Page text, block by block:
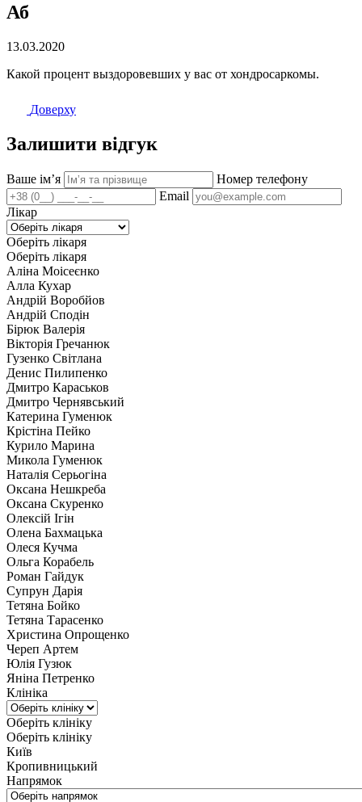
Аб
13.03.2020
Какой процент выздоровевших у вас от хондросаркомы.
Доверху
Залишити відгук
Ваше імʼя
Номер телефону
Email
Лікар
Оберіть лікаря
Оберіть лікаря
Аліна Моісеєнко
Алла Кухар
Андрій Воробйов
Андрій Сподін
Бірюк Валерія
Вікторія Гречанюк
Гузенко Світлана
Денис Пилипенко
Дмитро Караськов
Дмитро Чернявський
Катерина Гуменюк
Крістіна Пейко
Курило Марина
Микола Гуменюк
Наталія Серьогіна
Оксана Нешкреба
Оксана Скуренко
Олексій Ігін
Олена Бахмацька
Олеся Кучма
Ольга Корабель
Роман Гайдук
Супрун Дарія
Тетяна Бойко
Тетяна Тарасенко
Христина Опрощенко
Череп Артем
Юлія Гузюк
Яніна Петренко
Клініка
Оберіть клініку
Оберіть клініку
Київ
Кропивницький
Напрямок